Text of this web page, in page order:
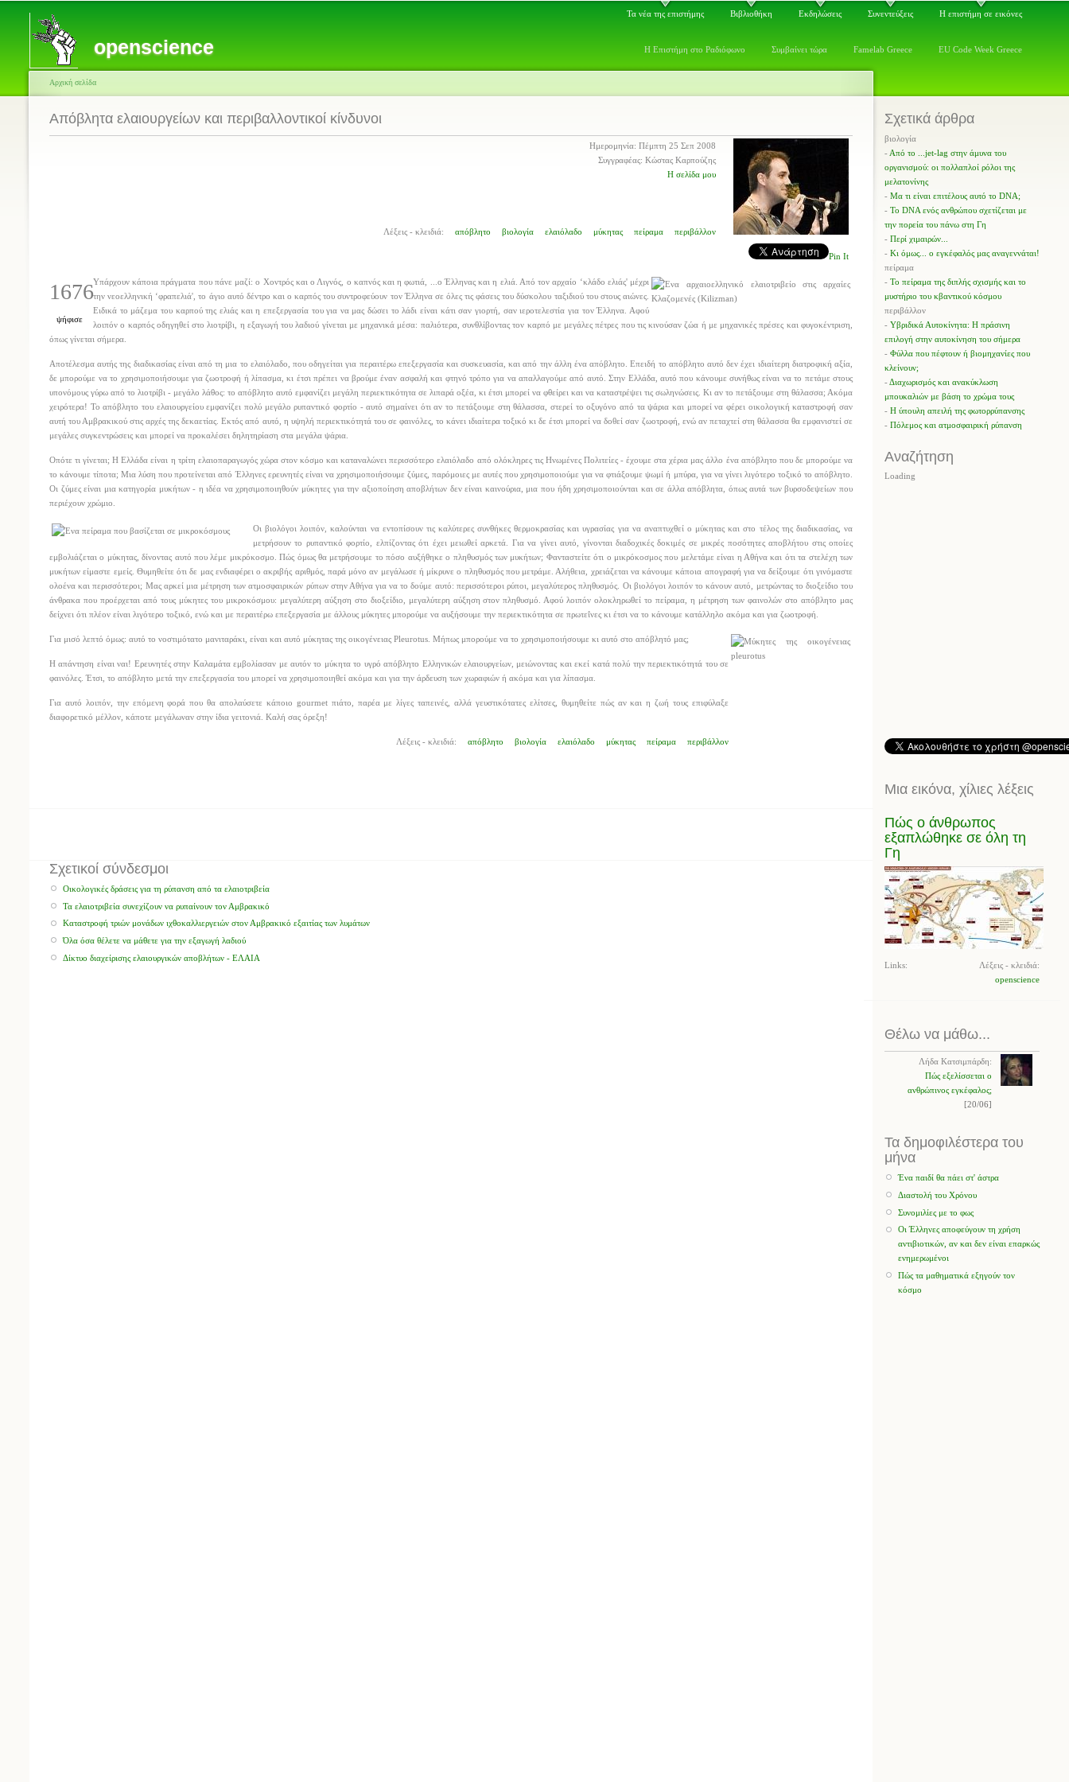
openscience
Τα νέα της επιστήμης Βιβλιοθήκη Εκδηλώσεις Συνεντεύξεις Η επιστήμη σε εικόνες
Η Επιστήμη στο Ραδιόφωνο Συμβαίνει τώρα Famelab Greece EU Code Week Greece
Αρχική σελίδα
Απόβλητα ελαιουργείων και περιβαλλοντικοί κίνδυνοι
Ημερομηνία: Πέμπτη 25 Σεπ 2008
Συγγραφέας: Κώστας Καρπούζης
Η σελίδα μου
Λέξεις - κλειδιά: απόβλητο βιολογία ελαιόλαδο μύκητας πείραμα περιβάλλον
Pin It
1676
ψήφισε
Υπάρχουν κάποια πράγματα που πάνε μαζί: ο Χοντρός και ο Λιγνός, ο καπνός και η φωτιά, ...ο Έλληνας και η ελιά. Από τον αρχαίο ‘κλάδο ελιάς' μέχρι
την νεοελληνική ‘φραπελιά', το άγιο αυτό δέντρο και ο καρπός του συντροφεύουν τον Έλληνα σε όλες τις φάσεις του δύσκολου ταξιδιού του στους αιώνες.
Ειδικά το μάζεμα του καρπού της ελιάς και η επεξεργασία του για να μας δώσει το λάδι είναι κάτι σαν γιορτή, σαν ιεροτελεστία για τον Έλληνα. Αφού
λοιπόν ο καρπός οδηγηθεί στο λιοτρίβι, η εξαγωγή του λαδιού γίνεται με μηχανικά μέσα: παλιότερα, συνθλίβοντας τον καρπό με μεγάλες πέτρες που τις κινούσαν ζώα ή με μηχανικές πρέσες και φυγοκέντριση,
όπως γίνεται σήμερα.
Αποτέλεσμα αυτής της διαδικασίας είναι από τη μια το ελαιόλαδο, που οδηγείται για περαιτέρω επεξεργασία και συσκευασία, και από την άλλη ένα απόβλητο. Επειδή το απόβλητο αυτό δεν έχει ιδιαίτερη διατροφική αξία,
δε μπορούμε να το χρησιμοποιήσουμε για ζωοτροφή ή λίπασμα, κι έτσι πρέπει να βρούμε έναν ασφαλή και φτηνό τρόπο για να απαλλαγούμε από αυτό. Στην Ελλάδα, αυτό που κάνουμε συνήθως είναι να το πετάμε στους
υπονόμους γύρω από το λιοτρίβι - μεγάλο λάθος: το απόβλητο αυτό εμφανίζει μεγάλη περιεκτικότητα σε λιπαρά οξέα, κι έτσι μπορεί να φθείρει και να καταστρέψει τις σωληνώσεις. Κι αν το πετάξουμε στη θάλασσα; Ακόμα
χειρότερα! Το απόβλητο του ελαιουργείου εμφανίζει πολύ μεγάλο ρυπαντικό φορτίο - αυτό σημαίνει ότι αν το πετάξουμε στη θάλασσα, στερεί το οξυγόνο από τα ψάρια και μπορεί να φέρει οικολογική καταστροφή σαν
αυτή του Αμβρακικού στις αρχές της δεκαετίας. Εκτός από αυτό, η υψηλή περιεκτικότητά του σε φαινόλες, το κάνει ιδιαίτερα τοξικό κι δε έτσι μπορεί να δοθεί σαν ζωοτροφή, ενώ αν πεταχτεί στη θάλασσα θα εμφανιστεί σε
μεγάλες συγκεντρώσεις και μπορεί να προκαλέσει δηλητηρίαση στα μεγάλα ψάρια.
Οπότε τι γίνεται; Η Ελλάδα είναι η τρίτη ελαιοπαραγωγός χώρα στον κόσμο και καταναλώνει περισσότερο ελαιόλαδο από ολόκληρες τις Ηνωμένες Πολιτείες - έχουμε στα χέρια μας άλλο ένα απόβλητο που δε μπορούμε να
το κάνουμε τίποτα; Μια λύση που προτείνεται από Έλληνες ερευνητές είναι να χρησιμοποιήσουμε ζύμες, παρόμοιες με αυτές που χρησιμοποιούμε για να φτιάξουμε ψωμί ή μπύρα, για να γίνει λιγότερο τοξικό το απόβλητο.
Οι ζύμες είναι μια κατηγορία μυκήτων - η ιδέα να χρησιμοποιηθούν μύκητες για την αξιοποίηση αποβλήτων δεν είναι καινούρια, μια που ήδη χρησιμοποιούνται και σε άλλα απόβλητα, όπως αυτά των βυρσοδεψείων που
περιέχουν χρώμιο.
Οι βιολόγοι λοιπόν, καλούνται να εντοπίσουν τις καλύτερες συνθήκες θερμοκρασίας και υγρασίας για να αναπτυχθεί ο μύκητας και στο τέλος της διαδικασίας, να
μετρήσουν το ρυπαντικό φορτίο, ελπίζοντας ότι έχει μειωθεί αρκετά. Για να γίνει αυτό, γίνονται διαδοχικές δοκιμές σε μικρές ποσότητες αποβλήτου στις οποίες
εμβολιάζεται ο μύκητας, δίνοντας αυτό που λέμε μικρόκοσμο. Πώς όμως θα μετρήσουμε το πόσο αυξήθηκε ο πληθυσμός των μυκήτων; Φανταστείτε ότι ο μικρόκοσμος που μελετάμε είναι η Αθήνα και ότι τα στελέχη των
μυκήτων είμαστε εμείς. Θυμηθείτε ότι δε μας ενδιαφέρει ο ακριβής αριθμός, παρά μόνο αν μεγάλωσε ή μίκρυνε ο πληθυσμός που μετράμε. Αλήθεια, χρειάζεται να κάνουμε κάποια απογραφή για να δείξουμε ότι γινόμαστε
ολοένα και περισσότεροι; Μας αρκεί μια μέτρηση των ατμοσφαιρικών ρύπων στην Αθήνα για να το δούμε αυτό: περισσότεροι ρύποι, μεγαλύτερος πληθυσμός. Οι βιολόγοι λοιπόν το κάνουν αυτό, μετρώντας το διοξείδιο του
άνθρακα που προέρχεται από τους μύκητες του μικροκόσμου: μεγαλύτερη αύξηση στο διοξείδιο, μεγαλύτερη αύξηση στον πληθυσμό. Αφού λοιπόν ολοκληρωθεί το πείραμα, η μέτρηση των φαινολών στο απόβλητο μας
δείχνει ότι πλέον είναι λιγότερο τοξικό, ενώ και με περαιτέρω επεξεργασία με άλλους μύκητες μπορούμε να αυξήσουμε την περιεκτικότητα σε πρωτεΐνες κι έτσι να το κάνουμε κατάλληλο ακόμα και για ζωοτροφή.
Για μισό λεπτό όμως: αυτό το νοστιμότατο μανιταράκι, είναι και αυτό μύκητας της οικογένειας Pleurotus. Μήπως μπορούμε να το χρησιμοποιήσουμε κι αυτό στο απόβλητό μας;
Η απάντηση είναι ναι! Ερευνητές στην Καλαμάτα εμβολίασαν με αυτόν το μύκητα το υγρό απόβλητο Ελληνικών ελαιουργείων, μειώνοντας και εκεί κατά πολύ την περιεκτικότητά του σε
φαινόλες. Έτσι, το απόβλητο μετά την επεξεργασία του μπορεί να χρησιμοποιηθεί ακόμα και για την άρδευση των χωραφιών ή ακόμα και για λίπασμα.
Για αυτό λοιπόν, την επόμενη φορά που θα απολαύσετε κάποιο gourmet πιάτο, παρέα με λίγες ταπεινές, αλλά γευστικότατες ελίτσες, θυμηθείτε πώς αν και η ζωή τους επιφύλαξε
διαφορετικό μέλλον, κάποτε μεγάλωναν στην ίδια γειτονιά. Καλή σας όρεξη!
Λέξεις - κλειδιά: απόβλητο βιολογία ελαιόλαδο μύκητας πείραμα περιβάλλον
Σχετικοί σύνδεσμοι
Οικολογικές δράσεις για τη ρύπανση από τα ελαιοτριβεία
Τα ελαιοτριβεία συνεχίζουν να ρυπαίνουν τον Αμβρακικό
Καταστροφή τριών μονάδων ιχθοκαλλιεργειών στον Αμβρακικό εξαιτίας των λυμάτων
Όλα όσα θέλετε να μάθετε για την εξαγωγή λαδιού
Δίκτυο διαχείρισης ελαιουργικών αποβλήτων - ΕΛΑΙΑ
Σχετικά άρθρα
βιολογία
- Από το ...jet-lag στην άμυνα του
οργανισμού: οι πολλαπλοί ρόλοι της
μελατονίνης
- Μα τι είναι επιτέλους αυτό το DNA;
- Το DNA ενός ανθρώπου σχετίζεται με
την πορεία του πάνω στη Γη
- Περί χιμαιρών...
- Κι όμως... ο εγκέφαλός μας αναγεννάται!
πείραμα
- Το πείραμα της διπλής σχισμής και το
μυστήριο του κβαντικού κόσμου
περιβάλλον
- Υβριδικά Αυτοκίνητα: Η πράσινη
επιλογή στην αυτοκίνηση του σήμερα
- Φύλλα που πέφτουν ή βιομηχανίες που
κλείνουν;
-Διαχωρισμός και ανακύκλωση
μπουκαλιών με βάση το χρώμα τους
- Η ύπουλη απειλή της φωτορρύπανσης
- Πόλεμος και ατμοσφαιρική ρύπανση
Αναζήτηση
Loading
Μια εικόνα, χίλιες λέξεις
Πώς ο άνθρωπος
εξαπλώθηκε σε όλη τη
Γη
Λέξεις - κλειδιά:
openscience
Links:
Θέλω να μάθω...
Λήδα Κατσιμπάρδη:
Πώς εξελίσσεται ο
ανθρώπινος εγκέφαλος;
[20/06]
Τα δημοφιλέστερα του
μήνα
Ένα παιδί θα πάει στ' άστρα
Διαστολή του Χρόνου
Συνομιλίες με το φως
Οι Έλληνες αποφεύγουν τη χρήση
αντιβιοτικών, αν και δεν είναι επαρκώς
ενημερωμένοι
Πώς τα μαθηματικά εξηγούν τον
κόσμο